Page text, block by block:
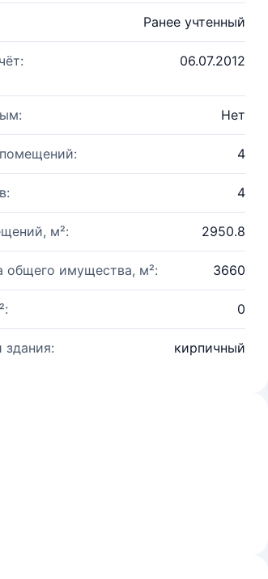
Ранее учтенный
06.07.2012
Нет
4
4
м²: 2950.8
общего имущества, м²: 3660
0
здания: кирпичный